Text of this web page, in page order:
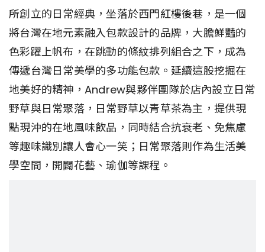
所創立的日常經典，坐落於西門紅樓後巷，是一個
將台灣在地元素融入包款設計的品牌，大膽鮮豔的
色彩躍上帆布，在跳動的條紋排列組合之下，成為
傳遞台灣日常美學的多功能包款。延續這股挖掘在
地美好的精神，Andrew與夥伴團隊於店內設立日常
野草與日常聚落，日常野草以青草茶為主，提供現
點現沖的在地風味飲品，同時結合抗衰老、免焦慮
等趣味識別讓人會心一笑；日常聚落則作為生活美
學空間，開闢花藝、瑜伽等課程。